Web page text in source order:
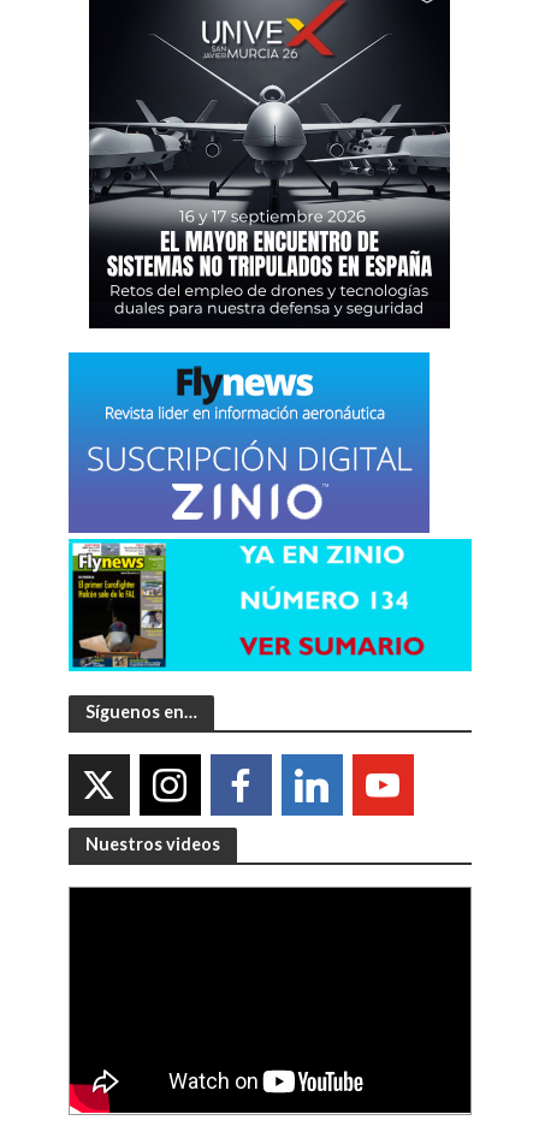
Síguenos en…
Nuestros videos